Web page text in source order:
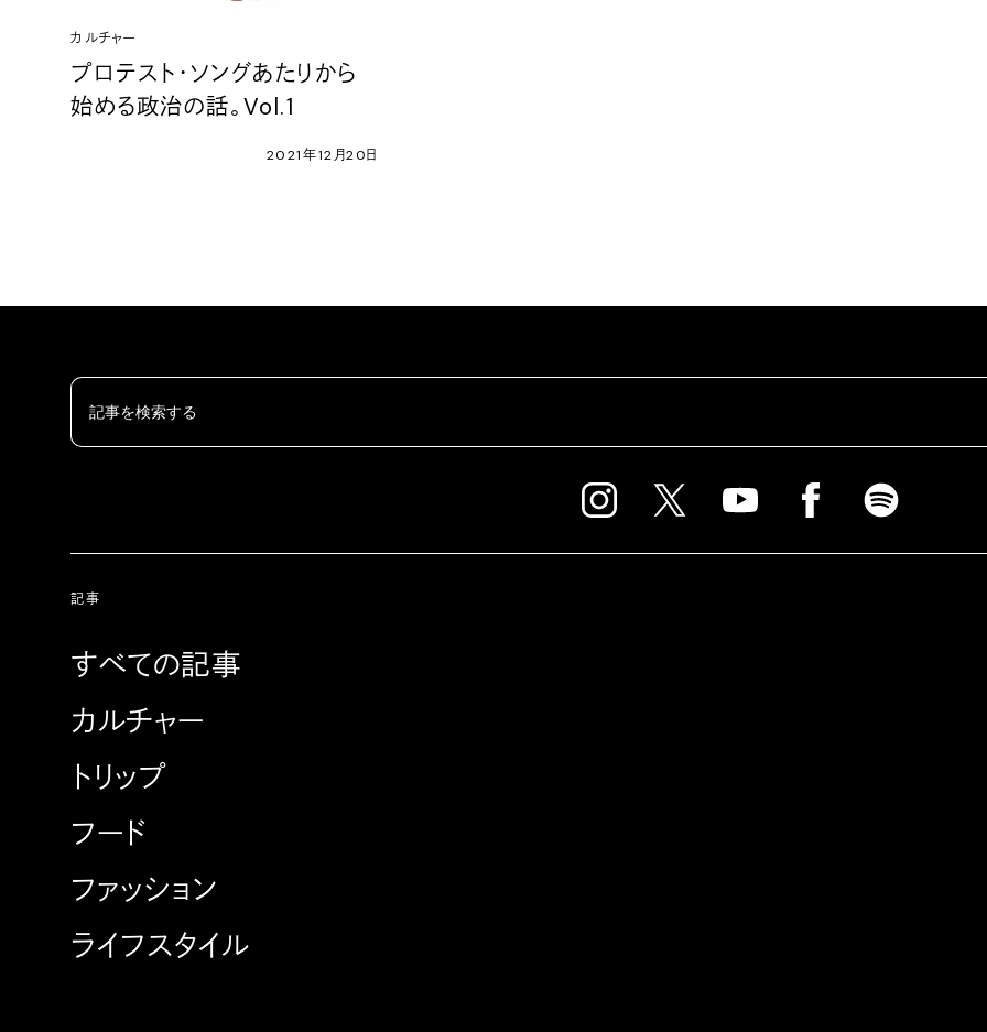
カルチャー
プロテスト・ソングあたりから
始める政治の話。Vol.1
2021年12月20日
記事
すべての記事
カルチャー
トリップ
フード
ファッション
ライフスタイル